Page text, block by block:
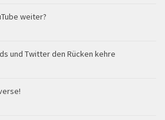
weiter?
und Twitter den Rücken kehre